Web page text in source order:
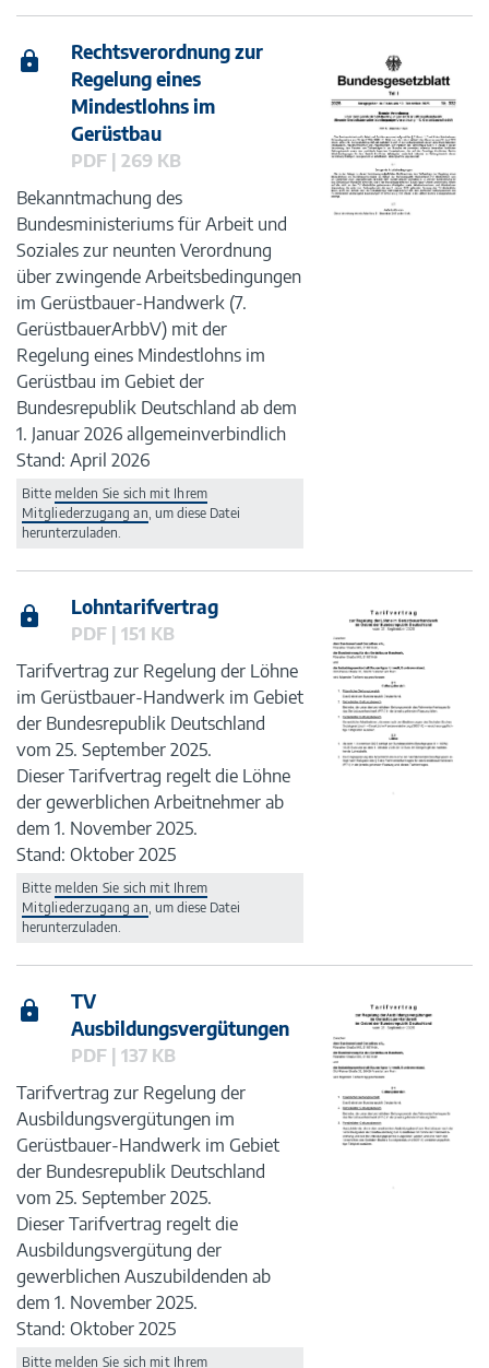
Rechtsverordnung zur
Regelung eines
Mindestlohns im
Gerüstbau
PDF | 269 KB
Bekanntmachung des
Bundesministeriums für Arbeit und
Soziales zur neunten Verordnung
über zwingende Arbeitsbedingungen
im Gerüstbauer-Handwerk (7.
GerüstbauerArbbV) mit der
Regelung eines Mindestlohns im
Gerüstbau im Gebiet der
Bundesrepublik Deutschland ab dem
1. Januar 2026 allgemeinverbindlich
Stand: April 2026
Bitte melden Sie sich mit Ihrem
Mitgliederzugang an, um diese Datei
herunterzuladen.
Lohntarifvertrag
PDF | 151 KB
Tarifvertrag zur Regelung der Löhne
im Gerüstbauer-Handwerk im Gebiet
der Bundesrepublik Deutschland
vom 25. September 2025.
Dieser Tarifvertrag regelt die Löhne
der gewerblichen Arbeitnehmer ab
dem 1. November 2025.
Stand: Oktober 2025
Bitte melden Sie sich mit Ihrem
Mitgliederzugang an, um diese Datei
herunterzuladen.
TV
Ausbildungsvergütungen
PDF | 137 KB
Tarifvertrag zur Regelung der
Ausbildungsvergütungen im
Gerüstbauer-Handwerk im Gebiet
der Bundesrepublik Deutschland
vom 25. September 2025.
Dieser Tarifvertrag regelt die
Ausbildungsvergütung der
gewerblichen Auszubildenden ab
dem 1. November 2025.
Stand: Oktober 2025
Bitte melden Sie sich mit Ihrem